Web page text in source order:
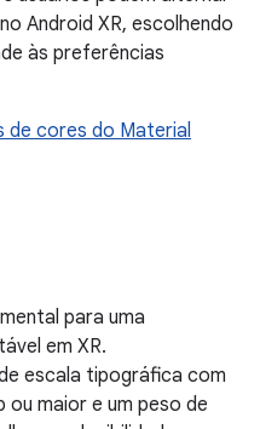
Android XR, escolhendo
às preferências
de cores do Material
para uma
em XR.
escala tipográfica com
maior e um peso de